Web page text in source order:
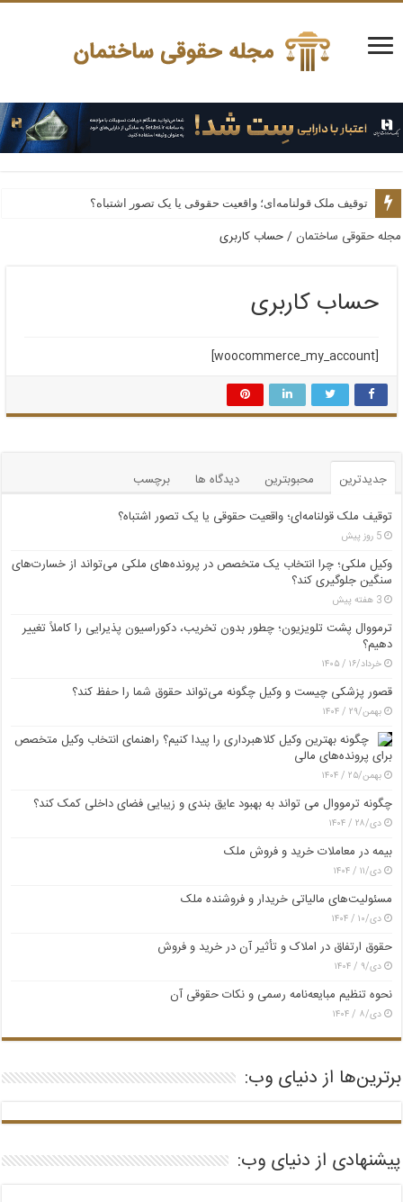
توقیف ملک قولنامه‌ای؛ واقعیت حقوقی یا یک تصور اشتباه؟
وکیل ملکی؛ چرا انتخاب یک متخصص در پرونده‌های ملکی می‌تواند از
مجله حقوقی ساختمان/حساب کاربری
حساب کاربری
[woocommerce_my_account]
جدیدترین محبوبترین دیدگاه ها
برچسب
توقیف ملک قولنامه‌ای؛ واقعیت حقوقی یا یک تصور اشتباه؟
5 روز پیش
وکیل ملکی؛ چرا انتخاب یک متخصص در پرونده‌های ملکی می‌تواند از خسارت‌های
سنگین جلوگیری کند؟
3 هفته پیش
ترمووال پشت تلویزیون؛ چطور بدون تخریب، دکوراسیون پذیرایی را کاملاً تغییر
دهیم؟
خرداد/۱۶ / ۱۴۰۵
قصور پزشکی چیست و وکیل چگونه می‌تواند حقوق شما را حفظ کند؟
بهمن/۲۹ / ۱۴۰۴
چگونه بهترین وکیل کلاهبرداری را پیدا کنیم؟ راهنمای انتخاب وکیل متخصص
برای پرونده‌های مالی
بهمن/۲۵ / ۱۴۰۴
چگونه ترمووال می تواند به بهبود عایق بندی و زیبایی فضای داخلی کمک کند؟
دی/۲۸ / ۱۴۰۴
بیمه در معاملات خرید و فروش ملک
دی/۱۱ / ۱۴۰۴
مسئولیت‌های مالیاتی خریدار و فروشنده ملک
دی/۱۰ / ۱۴۰۴
حقوق ارتفاق در املاک و تأثیر آن در خرید و فروش
دی/۹ / ۱۴۰۴
نحوه تنظیم مبایعه‌نامه رسمی و نکات حقوقی آن
دی/۸ / ۱۴۰۴
برترین‌ها از دنیای وب:
پیشنهادی از دنیای وب: